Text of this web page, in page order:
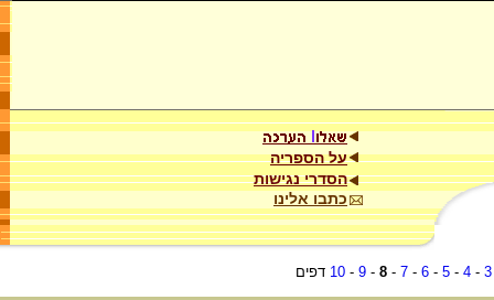
על הספריה
הסדרי נגישות
כתבו אלינו
3
-
4
-
5
-
6
-
7
-
8
-
9
-
10 דפים